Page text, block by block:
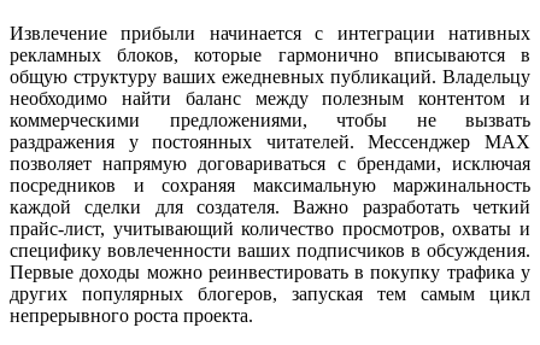
Извлечение прибыли начинается с интеграции нативных
рекламных блоков, которые гармонично вписываются в
общую структуру ваших ежедневных публикаций. Владельцу
необходимо найти баланс между полезным контентом и
коммерческими предложениями, чтобы не вызвать
раздражения у постоянных читателей. Мессенджер MAX
позволяет напрямую договариваться с брендами, исключая
посредников и сохраняя максимальную маржинальность
каждой сделки для создателя. Важно разработать четкий
прайс-лист, учитывающий количество просмотров, охваты и
специфику вовлеченности ваших подписчиков в обсуждения.
Первые доходы можно реинвестировать в покупку трафика у
других популярных блогеров, запуская тем самым цикл
непрерывного роста проекта.